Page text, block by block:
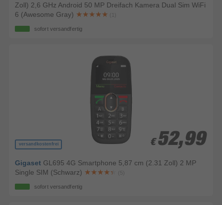
Zoll) 2,6 GHz Android 50 MP Dreifach Kamera Dual Sim WiFi
6 (Awesome Gray)
(1)
sofort versandfertig
versandkostenfrei € 52,99
€ 52,99
Gigaset GL695 4G Smartphone 5,87 cm (2.31 Zoll) 2 MP
Single SIM (Schwarz)
(5)
sofort versandfertig